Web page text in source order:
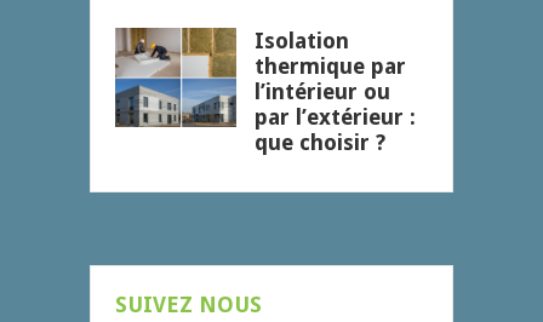
Isolation
thermique par
l’intérieur ou
par l’extérieur :
que choisir ?
SUIVEZ NOUS